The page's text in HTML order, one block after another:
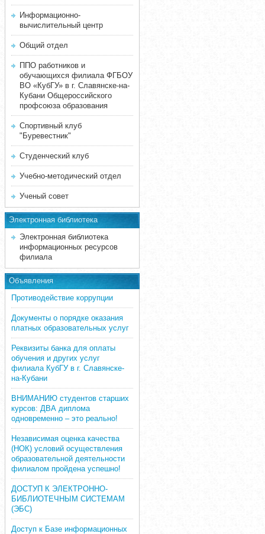
Информационно-
вычислительный центр
Общий отдел
ППО работников и
обучающихся филиала ФГБОУ
ВО «КубГУ» в г. Славянске-на-
Кубани Общероссийского
профсоюза образования
Спортивный клуб
"Буревестник"
Студенческий клуб
Учебно-методический отдел
Ученый совет
Электронная библиотека
Электронная библиотека
информационных ресурсов
филиала
Объявления
Противодействие коррупции
Документы о порядке оказания
платных образовательных услуг
Реквизиты банка для оплаты
обучения и других услуг
филиала КубГУ в г. Славянске-
на-Кубани
ВНИМАНИЮ студентов старших
курсов: ДВА диплома
одновременно – это реально!
Независимая оценка качества
(НОК) условий осуществления
образовательной деятельности
филиалом пройдена успешно!
ДОСТУП К ЭЛЕКТРОННО-
БИБЛИОТЕЧНЫМ СИСТЕМАМ
(ЭБС)
Доступ к Базе информационных